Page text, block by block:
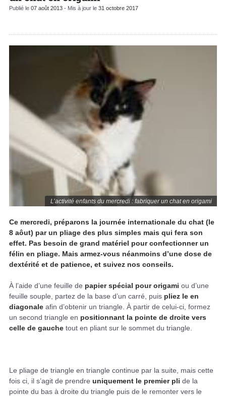
Publié le 07 août 2013 - Mis à jour le 31 octobre 2017
L’activité enfants du mercredi : fabriquer un chat en origami
Ce mercredi, préparons la journée internationale du chat (le
8 aôut) par un pliage des plus simples mais qui fera son
effet. Pas besoin de grand matériel pour confectionner un
félin en pliage. Mais armez-vous néanmoins d’une dose de
dextérité et de patience, et suivez nos conseils.
À l’aide d’une feuille de papier spécial pour origami ou d’une
feuille souple, partez de la base d’un carré, puis pliez le en
diagonale afin d’obtenir un triangle. À partir de celui-ci, formez
un second triangle en positionnant la pointe de droite vers
celle de gauche tout en pliant sur le sommet du triangle.
Le pliage de triangle en triangle continue par la suite, mais cette
fois ci, il s’agit de prendre uniquement le premier pli de la
pointe du bas à droite du triangle puis de le remonter vers le